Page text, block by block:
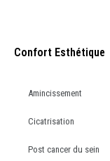
Confort Esthétique
Amincissement
Cicatrisation
Post cancer du sein